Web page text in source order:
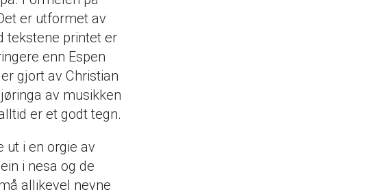
er utformet av
tekstene printet er
enn Espen
gjort av Christian
av musikken
er et godt tegn.
ut i en orgie av
i nesa og de
allikevel nevne